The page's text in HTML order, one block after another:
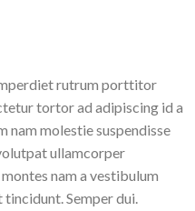
rutrum porttitor
tortor ad adipiscing id a
nam molestie suspendisse
ullamcorper
nam a vestibulum
Semper dui.